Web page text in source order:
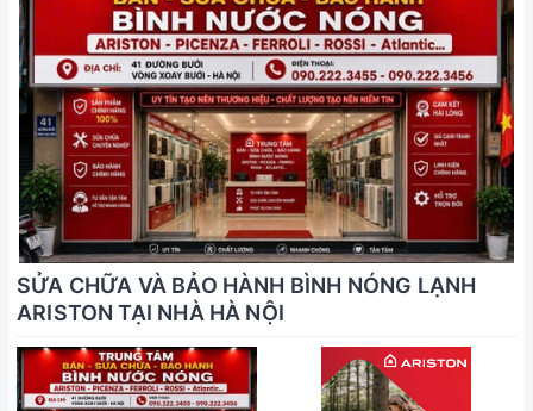
SỬA CHỮA VÀ BẢO HÀNH BÌNH NÓNG LẠNH
ARISTON TẠI NHÀ HÀ NỘI